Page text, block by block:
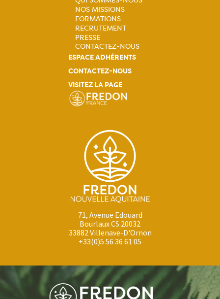
Navigation
principale
NOS MISSIONS
FORMATIONS
RECRUTEMENT
PRESSE
CONTACTEZ-NOUS
ESPACE ADHÉRENTS
CONTACTEZ-NOUS
VISITEZ LA PAGE
71, Avenue Edouard
Bourlaux CS 20032
33882 Villenave-D'Ornon
+33(0)5 56 36 61 05